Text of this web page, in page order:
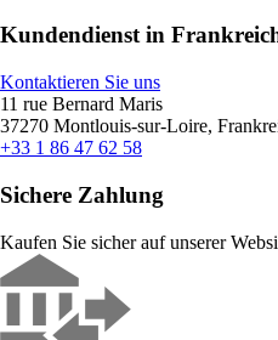
Kundendienst in
Kontaktieren Sie uns
11 rue Bernard Maris
37270 Montlouis-sur-Loire,
+33 1 86 47 62 58
Sichere Zahlung
Kaufen Sie sicher auf unserer